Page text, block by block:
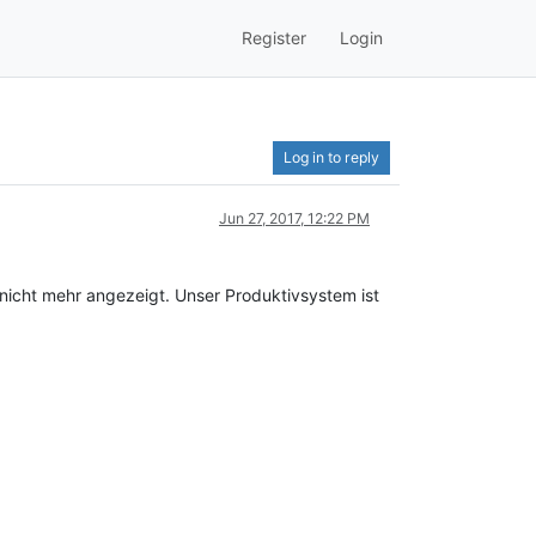
Register Login
Log in to reply
Jun 27, 2017, 12:22 PM
mehr angezeigt. Unser Produktivsystem ist